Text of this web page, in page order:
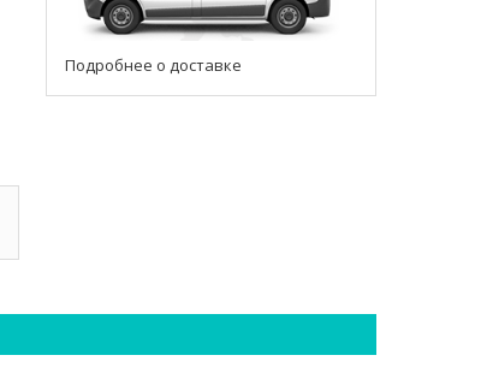
Подробнее о доставке